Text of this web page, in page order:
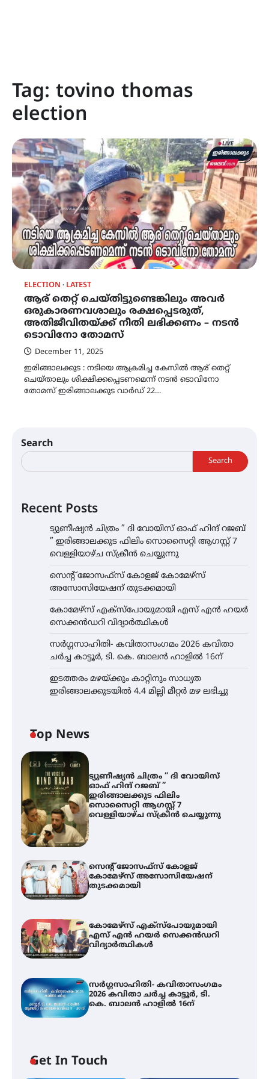
Tag: tovino thomas
election
ELECTION LATEST
ആര് തെറ്റ് ചെയ്തിട്ടുണ്ടെങ്കിലും അവര്‍
ഒരുകാരണവശാലും രക്ഷപ്പെടരുത്,
അതിജീവിതയ്ക്ക് നീതി ലഭിക്കണം – നടന്‍
ടൊവിനോ തോമസ്
December 11, 2025
ഇരിങ്ങാലക്കുട : നടിയെ ആക്രമിച്ച കേസില്‍ ആര് തെറ്റ്
ചെയ്താലും ശിക്ഷിക്കപ്പെടണമെന്ന് നടന്‍ ടൊവിനോ
തോമസ് ഇരിങ്ങാലക്കുട വാർഡ് 22…
Search
Search
Recent Posts
ട്യുണീഷ്യൻ ചിത്രം ” ദി വോയിസ് ഓഫ് ഹിന്ദ് റജബ്
” ഇരിങ്ങാലക്കുട ഫിലിം സൊസൈറ്റി ആഗസ്റ്റ് 7
വെള്ളിയാഴ്ച സ്‌ക്രീൻ ചെയ്യുന്നു
സെന്റ് ജോസഫ്സ് കോളജ് കോമേഴ്‌സ്
അസോസിയേഷന് തുടക്കമായി
കോമേഴ്സ് എക്സ്പോയുമായി എസ് എൻ ഹയർ
സെക്കൻഡറി വിദ്യാർത്ഥികൾ
സർഗ്ഗസാഹിതി- കവിതാസംഗമം 2026 കവിതാ
ചർച്ച കാട്ടൂർ, ടി. കെ. ബാലൻ ഹാളിൽ 16ന്
ഇടത്തരം മഴയ്ക്കും കാറ്റിനും സാധ്യത
ഇരിങ്ങാലക്കുടയിൽ 4.4 മില്ലി മീറ്റർ മഴ ലഭിച്ചു
Top News
ട്യുണീഷ്യൻ ചിത്രം ” ദി വോയിസ്
ഓഫ് ഹിന്ദ് റജബ് ”
ഇരിങ്ങാലക്കുട ഫിലിം
സൊസൈറ്റി ആഗസ്റ്റ് 7
വെള്ളിയാഴ്ച സ്‌ക്രീൻ ചെയ്യുന്നു
സെന്റ് ജോസഫ്സ് കോളജ്
കോമേഴ്‌സ് അസോസിയേഷന്
തുടക്കമായി
കോമേഴ്സ് എക്സ്പോയുമായി
എസ് എൻ ഹയർ സെക്കൻഡറി
വിദ്യാർത്ഥികൾ
സർഗ്ഗസാഹിതി- കവിതാസംഗമം
2026 കവിതാ ചർച്ച കാട്ടൂർ, ടി.
കെ. ബാലൻ ഹാളിൽ 16ന്
Get In Touch